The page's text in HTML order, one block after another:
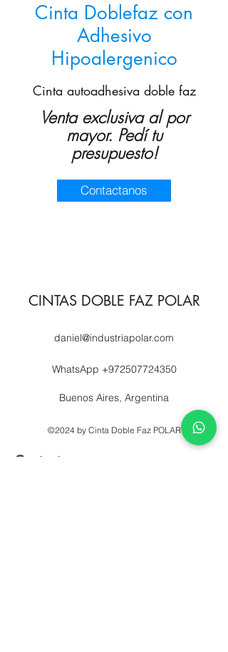
Cinta Doblefaz con
Adhesivo
Hipoalergenico
Cinta autoadhesiva doble faz
Venta exclusiva al por
mayor. Pedí tu
presupuesto!
Contactanos
CINTAS DOBLE FAZ POLAR
daniel@industriapolar.com
WhatsApp +972507724350
Buenos Aires, Argentina
©2024 by Cinta Doble Faz POLAR
Contactanos